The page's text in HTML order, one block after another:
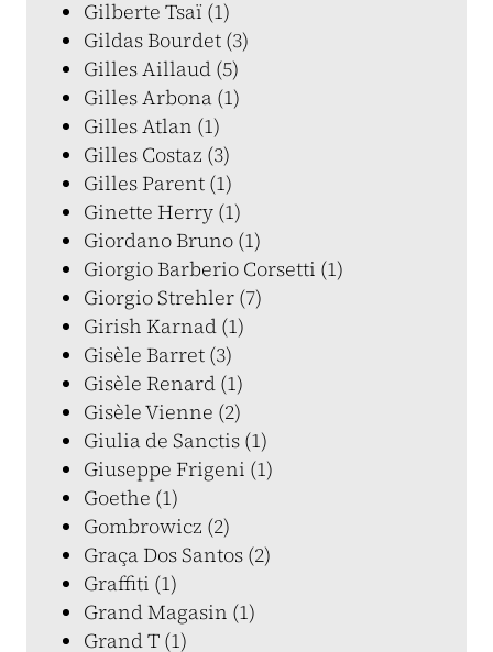
Gilberte Tsaï (1)
Gildas Bourdet (3)
Gilles Aillaud (5)
Gilles Arbona (1)
Gilles Atlan (1)
Gilles Costaz (3)
Gilles Parent (1)
Ginette Herry (1)
Giordano Bruno (1)
Giorgio Barberio Corsetti (1)
Giorgio Strehler (7)
Girish Karnad (1)
Gisèle Barret (3)
Gisèle Renard (1)
Gisèle Vienne (2)
Giulia de Sanctis (1)
Giuseppe Frigeni (1)
Goethe (1)
Gombrowicz (2)
Graça Dos Santos (2)
Graffiti (1)
Grand Magasin (1)
Grand T (1)